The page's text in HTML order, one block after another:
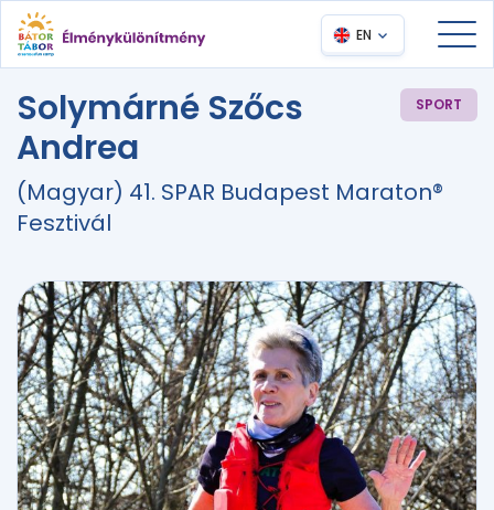
EN
Solymárné Szőcs
Andrea
SPORT
(Magyar) 41. SPAR Budapest Maraton®
Fesztivál